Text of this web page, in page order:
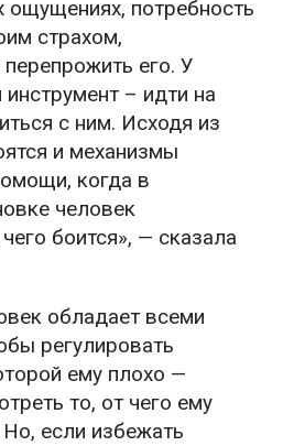
ощущениях, потребность
страхом,
его. У
инструмент – идти на
с ним. Исходя из
и механизмы
когда в
человек
боится», — сказала
обладает всеми
регулировать
ему плохо —
то, от чего ему
если избежать